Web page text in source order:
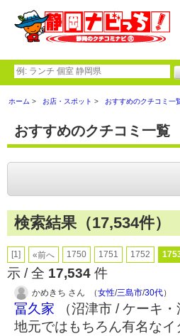
ホーム お店・スポット おすすめのクチコミ一
おすすめのクチコミ一覧
検索結果（17,534件）
[1] «前へ 1750 1751 1752
示 / 全 17,534 件
かめきち さん （女性/三島市/30代）
冨久家 （沼津市 / ケーキ・
地元ではもちろん有名な